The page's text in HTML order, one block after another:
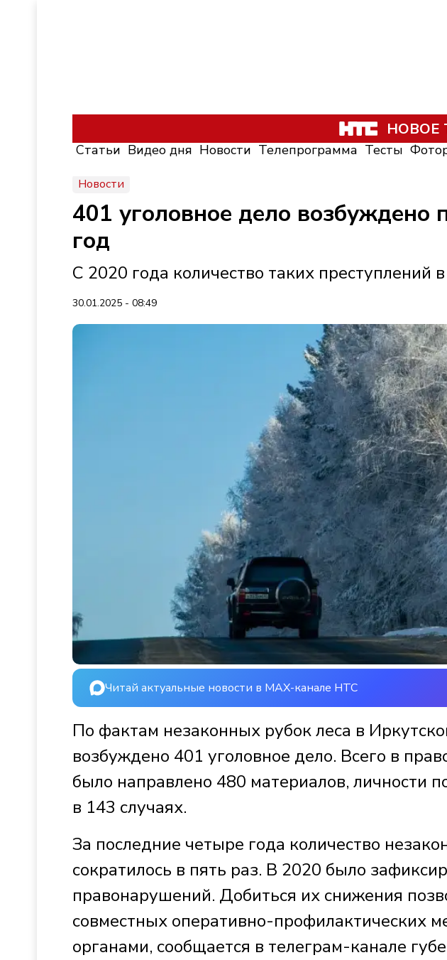
НОВОЕ
Статьи Видео дня Новости Телепрограмма Тесты
Новости
401 уголовное дело возбуждено
год
С 2020 года количество таких преступлений
30.01.2025 - 08:49
Читай актуальные новости в MAX-канале НТС
По фактам незаконных рубок леса в
возбуждено 401 уголовное дело. Всего в
было направлено 480 материалов, личности
в 143 случаях.
За последние четыре года количество
сократилось в пять раз. В 2020 было
правонарушений. Добиться их снижения
совместных оперативно-профилактических
органами, сообщается в телеграм-канале